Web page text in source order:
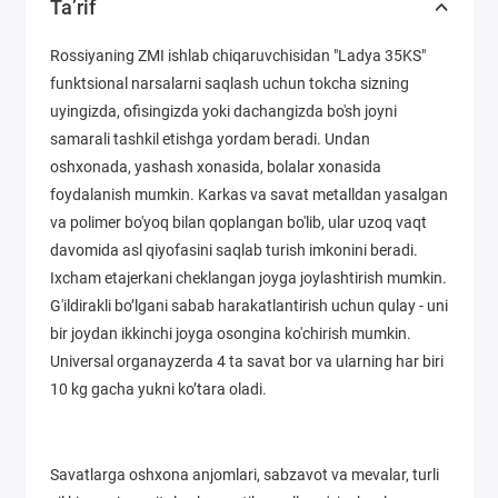
Ta’rif
Rossiyaning ZMI ishlab chiqaruvchisidan "Ladya 35KS"
funktsional narsalarni saqlash uchun tokcha sizning
uyingizda, ofisingizda yoki dachangizda bo'sh joyni
samarali tashkil etishga yordam beradi. Undan
oshxonada, yashash xonasida, bolalar xonasida
foydalanish mumkin. Karkas va savat metalldan yasalgan
va polimer bo'yoq bilan qoplangan bo'lib, ular uzoq vaqt
davomida asl qiyofasini saqlab turish imkonini beradi.
Ixcham etajerkani cheklangan joyga joylashtirish mumkin.
G'ildirakli bo’lgani sabab harakatlantirish uchun qulay - uni
bir joydan ikkinchi joyga osongina ko'chirish mumkin.
Universal organayzerda 4 ta savat bor va ularning har biri
10 kg gacha yukni ko’tara oladi.
Savatlarga oshxona anjomlari, sabzavot va mevalar, turli